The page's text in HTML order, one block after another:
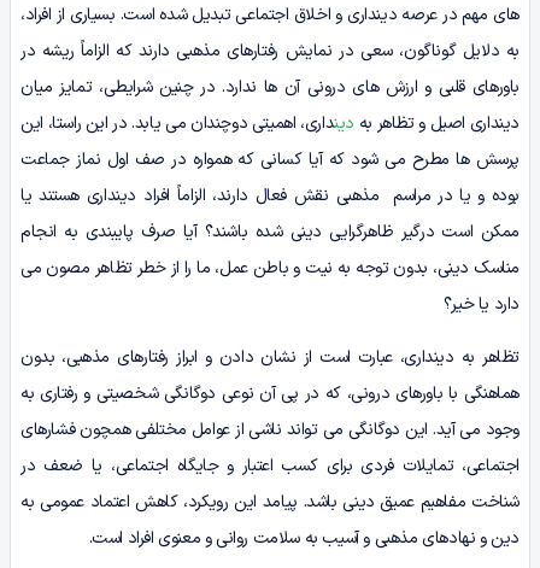
های مهم در عرصه دینداری و اخلاق اجتماعی تبدیل شده است. بسیاری از افراد،
به دلایل گوناگون، سعی در نمایش رفتارهای مذهبی دارند که الزاماً ریشه در
باورهای قلبی و ارزش های درونی آن ها ندارد. در چنین شرایطی، تمایز میان
دینداری اصیل و تظاهر به دینداری، اهمیتی دوچندان می یابد. در این راستا، این
پرسش ها مطرح می شود که آیا کسانی که همواره در صف اول نماز جماعت
بوده و یا در مراسم مذهبی نقش فعال دارند، الزاماً افراد دینداری هستند یا
ممکن است درگیر ظاهرگرایی دینی شده باشند؟ آیا صرف پایبندی به انجام
مناسک دینی، بدون توجه به نیت و باطن عمل، ما را از خطر تظاهر مصون می
دارد یا خیر؟
تظاهر به دینداری، عبارت است از نشان دادن و ابراز رفتارهای مذهبی، بدون
هماهنگی با باورهای درونی، که در پی آن نوعی دوگانگی شخصیتی و رفتاری به
وجود می آید. این دوگانگی می تواند ناشی از عوامل مختلفی همچون فشارهای
اجتماعی، تمایلات فردی برای کسب اعتبار و جایگاه اجتماعی، یا ضعف در
شناخت مفاهیم عمیق دینی باشد. پیامد این رویکرد، کاهش اعتماد عمومی به
دین و نهادهای مذهبی و آسیب به سلامت روانی و معنوی افراد است.